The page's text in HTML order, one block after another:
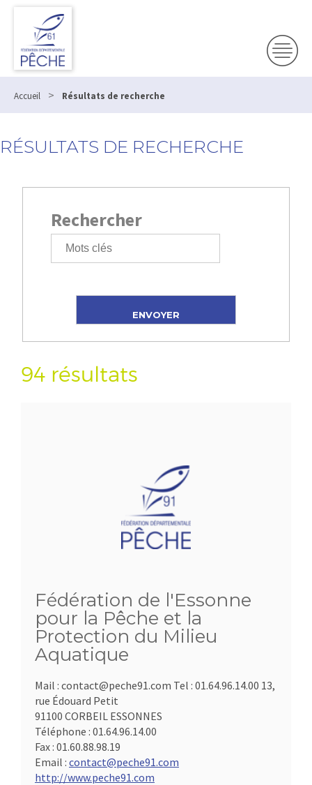
Accueil > Résultats de recherche
RÉSULTATS DE RECHERCHE
Rechercher
94 résultats
Fédération de l'Essonne
pour la Pêche et la
Protection du Milieu
Aquatique
Mail : contact@peche91.com Tel : 01.64.96.14.00 13,
rue Édouard Petit
91100 CORBEIL ESSONNES
Téléphone : 01.64.96.14.00
Fax : 01.60.88.98.19
Email : contact@peche91.com
http://www.peche91.com